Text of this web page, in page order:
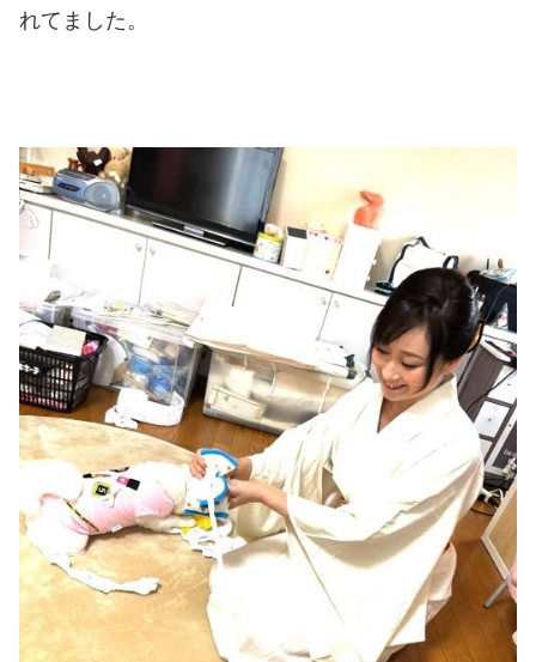
れてました。